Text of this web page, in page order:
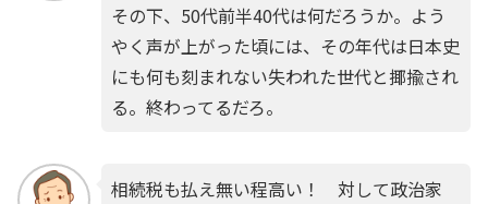
その下、50代前半40代は何だろうか。よう
やく声が上がった頃には、その年代は日本史
にも何も刻まれない失われた世代と揶揄され
る。終わってるだろ。
相続税も払え無い程高い！ 対して政治家